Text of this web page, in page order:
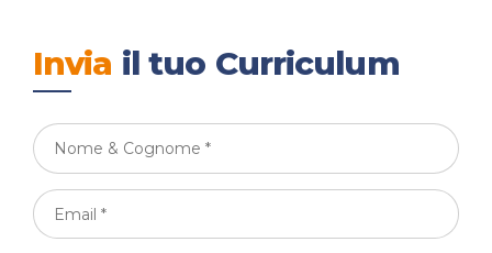
Invia il tuo Curriculum